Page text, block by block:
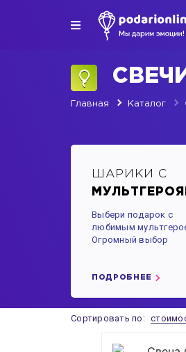
Главная Каталог
ШАРИКИ С
Выбери подарок с
любимым
Огромный выбор
ПОДРОБНЕЕ
Сортировать по: